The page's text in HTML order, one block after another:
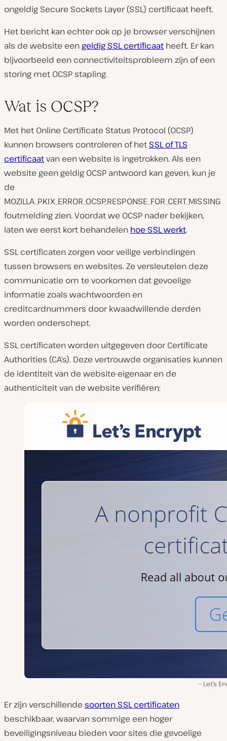
ongeldig Secure Sockets Layer (SSL) certificaat heeft.
Het bericht kan echter ook op je browser verschijnen
als de website eengeldig SSL certificaat heeft. Er kan
bijvoorbeeld een connectiviteitsprobleem zijn of een
storing met OCSP stapling.
Wat is OCSP?
Met het Online Certificate Status Protocol (OCSP)
kunnen browsers controleren of het SSL of TLS
certificaatvan een website is ingetrokken. Als een
website geen geldig OCSP antwoord kan geven, kun je
de
MOZILLA_PKIX_ERROR_OCSP_RESPONSE_FOR_CERT_MISSING
foutmelding zien. Voordat we OCSP nader bekijken,
laten we eerst kort behandelen hoe SSL werkt.
SSL certificaten zorgen voor veilige verbindingen
tussen browsers en websites. Ze versleutelen deze
communicatie om te voorkomen dat gevoelige
informatie zoals wachtwoorden en
creditcardnummers door kwaadwillende derden
worden onderschept.
SSL certificaten worden uitgegeven door Certificate
Authorities (CA’s). Deze vertrouwde organisaties kunnen
de identiteit van de website-eigenaar en de
authenticiteit van de website verifiëren:
Let’s
Er zijn verschillende soorten SSL certificaten
beschikbaar, waarvan sommige een hoger
beveiligingsniveau bieden voor sites die gevoelige